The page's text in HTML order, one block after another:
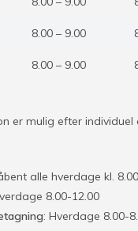
8.00 – 9.00
8.00 – 9.00
er mulig efter
alle hverdage kl.
8.00-12.00
: Hverdage 8.00-